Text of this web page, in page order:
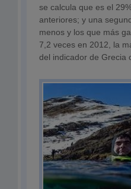
se calcula que es el
anteriores; y una
menos y los que más
7,2 veces en 2012, la
del indicador de Grecia